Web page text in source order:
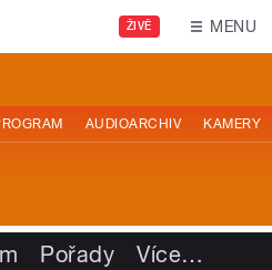
ŽIVĚ MENU
AUDIOARCHIV KAMERY
Pořady Více…